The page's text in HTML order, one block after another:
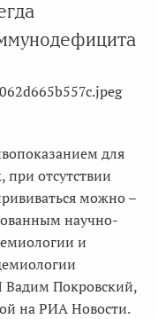
для
при отсутствии
можно –
научно-
и
Вадим Покровский,
на РИА Новости.